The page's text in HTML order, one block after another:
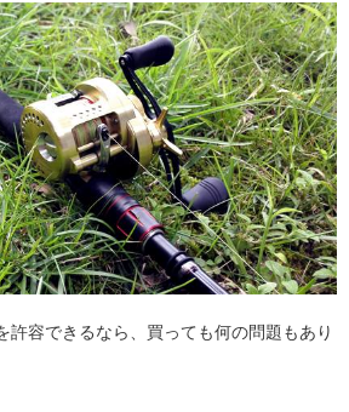
許容できるなら、買っても何の問題もあり